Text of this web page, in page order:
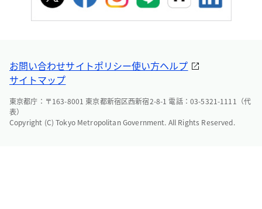
お問い合わせサイトポリシー使い方ヘルプ
サイトマップ
東京都庁：〒163-8001 東京都新宿区西新宿2-8-1 電話：03-5321-1111（代
表）
Copyright (C) Tokyo Metropolitan Government. All Rights Reserved.